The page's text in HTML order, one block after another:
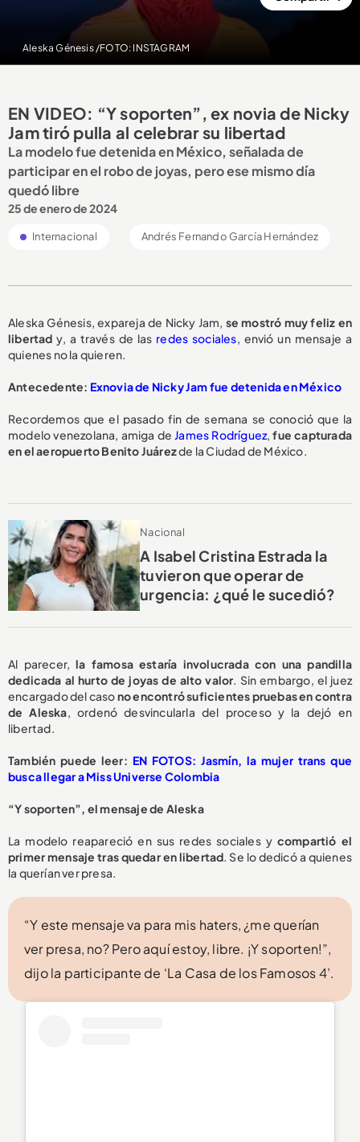
Aleska Génesis /FOTO: INSTAGRAM
EN VIDEO: “Y soporten”, ex novia de Nicky
Jam tiró pulla al celebrar su libertad
La modelo fue detenida en México, señalada de
participar en el robo de joyas, pero ese mismo día
quedó libre
25 de enero de 2024
Internacional Andrés Fernando García Hernández
Aleska Génesis, expareja de Nicky Jam, se mostró muy feliz en
libertad y, a través de las redes sociales, envió un mensaje a
quienes no la quieren.
Antecedente: Exnovia de Nicky Jam fue detenida en México
Recordemos que el pasado fin de semana se conoció que la
modelo venezolana, amiga deJames Rodríguez,fue capturada
en el aeropuerto Benito Juárezde la Ciudad de México.
Nacional
A Isabel Cristina Estrada la
tuvieron que operar de
urgencia: ¿qué le sucedió?
Al parecer,la famosa estaría involucrada con una pandilla
dedicada al hurto de joyas de alto valor. Sin embargo, el juez
encargado del casono encontró suficientes pruebas en contra
de Aleska, ordenó desvincularla del proceso y la dejó en
libertad.
También puede leer: EN FOTOS: Jasmín, la mujer trans que
busca llegar a Miss Universe Colombia
“Y soporten”, el mensaje de Aleska
La modelo reapareció en sus redes sociales y compartió el
primer mensaje tras quedar en libertad. Se lo dedicó a quienes
la querían ver presa.
“Y este mensaje va para mis haters, ¿me querían
ver presa, no? Pero aquí estoy, libre. ¡Y soporten!”,
dijo la participante de ‘La Casa de los Famosos 4’.